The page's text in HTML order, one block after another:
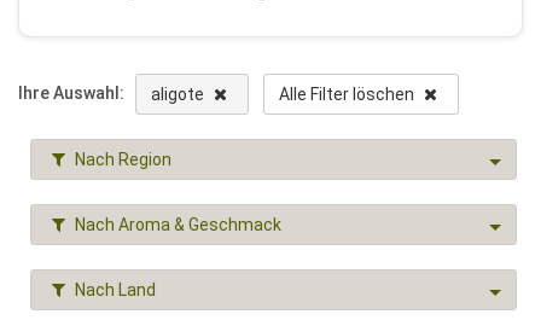
Ihre Auswahl: aligote Alle Filter löschen
Nach Region
Nach Aroma & Geschmack
Nach Land